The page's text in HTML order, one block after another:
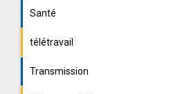
Santé
télétravail
Transmission